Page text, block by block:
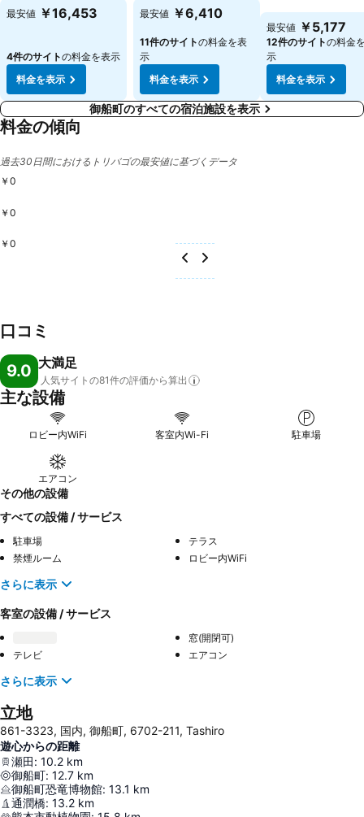
料金を表示
最安値 ￥16,453
4件のサイトの料金を表示
料金を表示
料金を表示
最安値 ￥6,410
11件のサイトの料金を表
示
料金を表示
料金を表示
最安値 ￥5,177
12件のサイトの料金
示
料金を表示
御船町のすべての宿泊施設を表示
料金の傾向
過去30日間におけるトリバゴの最安値に基づくデータ
￥0
￥0
￥0
口コミ
9.0 大満足
人気サイトの81件の評価から算出
主な設備
ロビー内WiFi 客室内Wi-Fi 駐車場
エアコン
その他の設備
すべての設備 / サービス
駐車場
テラス
禁煙ルーム
ロビー内WiFi
さらに表示
客室の設備 / サービス
窓(開閉可)
テレビ
エアコン
さらに表示
立地
861-3323, 国内, 御船町, 6702-211, Tashiro
遊心からの距離
瀬田: 10.2 km
御船町: 12.7 km
御船町恐竜博物館: 13.1 km
通潤橋: 13.2 km